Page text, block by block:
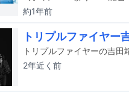
約1年前
トリプルファイヤ
トリプルファイヤーの吉田
2年近く 前